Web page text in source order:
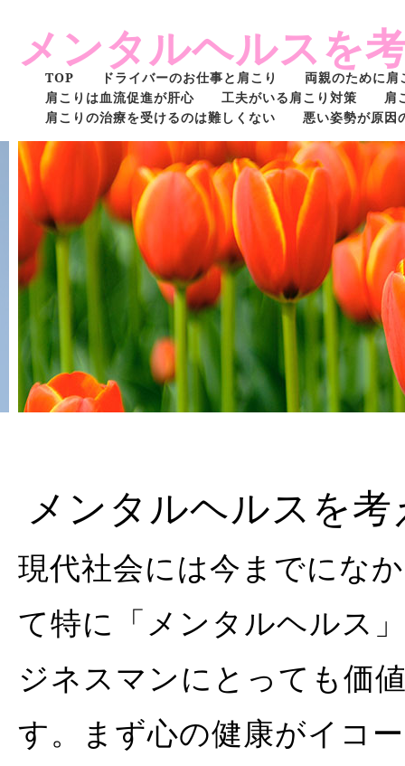
メンタルヘルスを
TOP ドライバーのお仕事と肩こり
両親のために
肩こりは血流促進が肝心
工夫がいる肩こり対策
肩
肩こりの治療を受けるのは難しくない
悪い姿勢が原因
メンタルヘルスを
現代社会には今までにな
て特に「メンタルヘルス
ジネスマンにとっても価
す。まず心の健康がイコ